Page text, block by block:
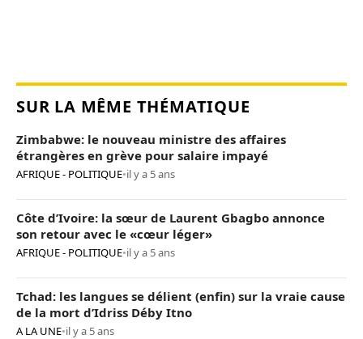
SUR LA MÊME THÉMATIQUE
Zimbabwe: le nouveau ministre des affaires
étrangères en grève pour salaire impayé
AFRIQUE - POLITIQUE•il y a 5 ans
Côte d’Ivoire: la sœur de Laurent Gbagbo annonce
son retour avec le «cœur léger»
AFRIQUE - POLITIQUE•il y a 5 ans
Tchad: les langues se délient (enfin) sur la vraie cause
de la mort d’Idriss Déby Itno
A LA UNE•il y a 5 ans